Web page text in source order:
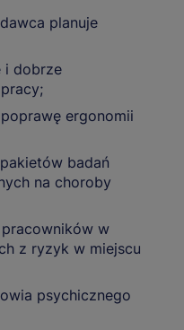
planuje
i dobrze
ergonomii
badań
na choroby
pracowników w
z ryzyk w miejscu
psychicznego